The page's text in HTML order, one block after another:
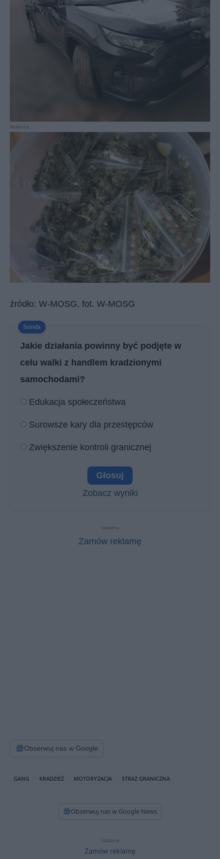
Reklama
źródło: W-MOSG, fot. W-MOSG
Jakie działania powinny być podjęte w
celu walki z handlem kradzionymi
samochodami?
Edukacja społeczeństwa
Surowsze kary dla przestępców
Zwiększenie kontroli granicznej
Zobacz wyniki
reklama
Zamów reklamę
Obserwuj nas w Google
GANG KRADZIEŻ MOTORYZACJA STRAŻ GRANICZNA
Obserwuj nas w Google News
reklama
Zamów reklamę